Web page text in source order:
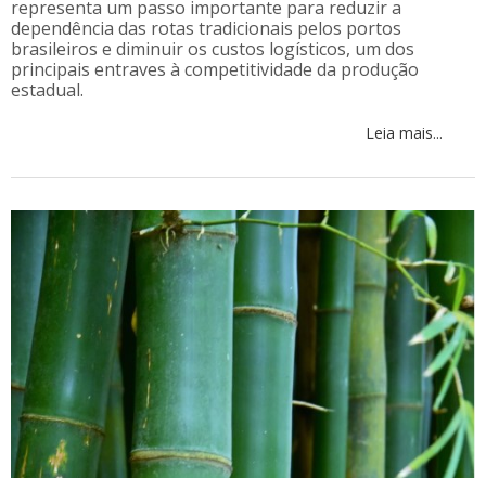
representa um passo importante para reduzir a
dependência das rotas tradicionais pelos portos
brasileiros e diminuir os custos logísticos, um dos
principais entraves à competitividade da produção
estadual.
Leia mais...